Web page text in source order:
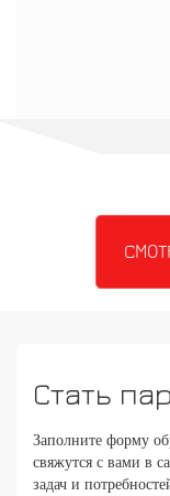
Стать
Заполните форму
свяжутся с вами в
задач и